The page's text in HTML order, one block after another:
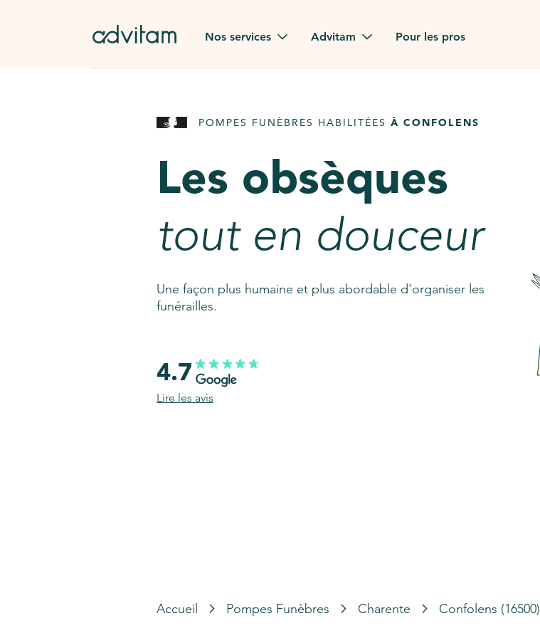
Nos services
Rapatriement à
Pierre tombale
AssistGPT
Nos services en plus
Advitam
Advitam dans la presse
Consultez notre FAQ
Pour les pros
POMPES FUNÈBRES HABILITÉES À CONFOLENS
Les obsèques
tout en douceur
Une façon plus humaine et plus abordable d'organiser les
funérailles.
4.7
Lire les avis
Accueil Pompes Funèbres Charente Confolens (16500)